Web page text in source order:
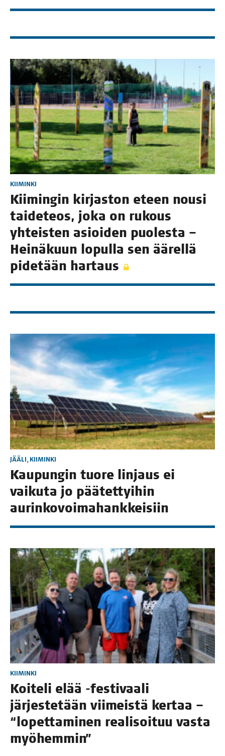
KIIMINKI
Kii­min­gin kir­jas­ton eteen nousi
tai­de­teos, joka on rukous
yhteis­ten asioi­den puo­les­ta –
Hei­nä­kuun lopul­la sen äärel­lä
pide­tään hartaus
JÄÄLI, KIIMINKI
Kau­pun­gin tuo­re lin­jaus ei
vai­ku­ta jo pää­tet­tyi­hin
aurinkovoimahankkeisiin
KIIMINKI
Koi­te­li elää ‑fes­ti­vaa­li
jär­jes­te­tään vii­meis­tä ker­taa –
“lopet­ta­mi­nen rea­li­soi­tuu vas­ta
myöhemmin”